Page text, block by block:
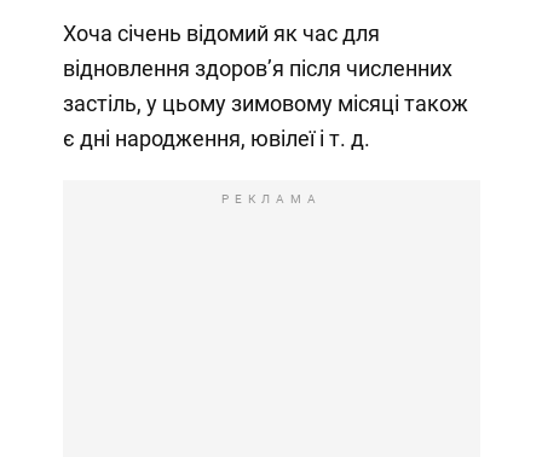
Хоча січень відомий як час для
відновлення здоров’я після численних
застіль, у цьому зимовому місяці також
є дні народження, ювілеї і т. д.
РЕКЛАМА